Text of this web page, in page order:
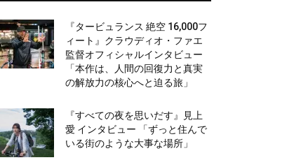
『タービュランス 絶空 16,000フ
ィート』クラウディオ・ファエ
監督オフィシャルインタビュー
「本作は、人間の回復力と真実
の解放力の核心へと迫る旅」
『すべての夜を思いだす』見上
愛 インタビュー 「ずっと住んで
いる街のような大事な場所」